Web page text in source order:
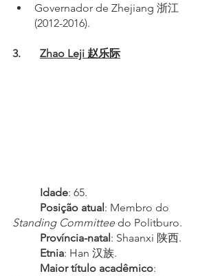
Governador de Zhejiang 浙江
(2012-2016).
Zhao Leji 赵乐际
	Idade
: 65.
Posição atual : Membro do
Standing Committee do Politburo.
Província-natal : Shaanxi 陕西.
Etnia: Han 汉族.
Maior título acadêmico: